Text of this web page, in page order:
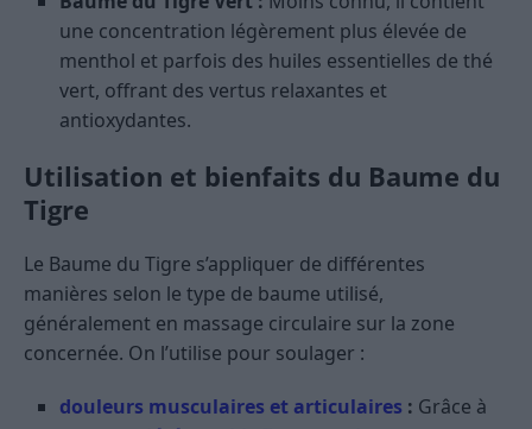
une concentration légèrement plus élevée de
menthol et parfois des huiles essentielles de thé
vert, offrant des vertus relaxantes et
antioxydantes.
Utilisation et bienfaits du Baume du
Tigre
Le Baume du Tigre s’appliquer de différentes
manières selon le type de baume utilisé,
généralement en massage circulaire sur la zone
concernée. On l’utilise pour soulager :
douleurs musculaires et articulaires : Grâce à